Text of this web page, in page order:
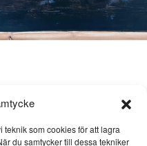
som cookies för att lagra
du samtycker till dessa tekniker